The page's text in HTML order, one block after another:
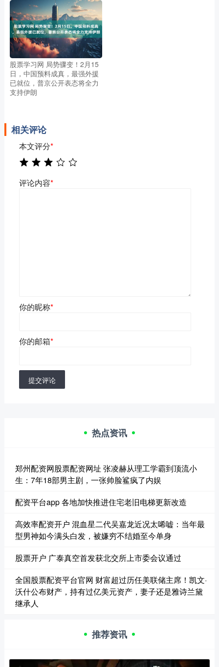
股票学习网 局势骤变！2月15
日，中国预料成真，最强外援
已就位，普京公开表态将全力
支持伊朗
相关评论
本文评分*
评论内容*
你的昵称*
你的邮箱*
提交评论
热点资讯
郑州配资网股票配资网址 张凌赫从理工学霸到顶流小
生：7年18部男主剧，一张帅脸鲨疯了内娱
配资平台app 各地加快推进住宅老旧电梯更新改造
高效率配资开户 混血星二代吴嘉龙近况太唏嘘：当年最
型男神如今满头白发，被嫌穷不结婚至今单身
股票开户 广泰真空首发获北交所上市委会议通过
全国股票配资平台官网 财富超过历任美联储主席！凯文·
沃什公布财产，持有过亿美元资产，妻子还是雅诗兰黛
继承人
推荐资讯